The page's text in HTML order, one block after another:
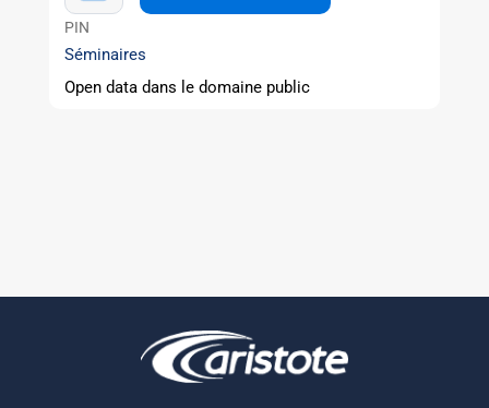
PIN
Séminaires
Open data dans le domaine public